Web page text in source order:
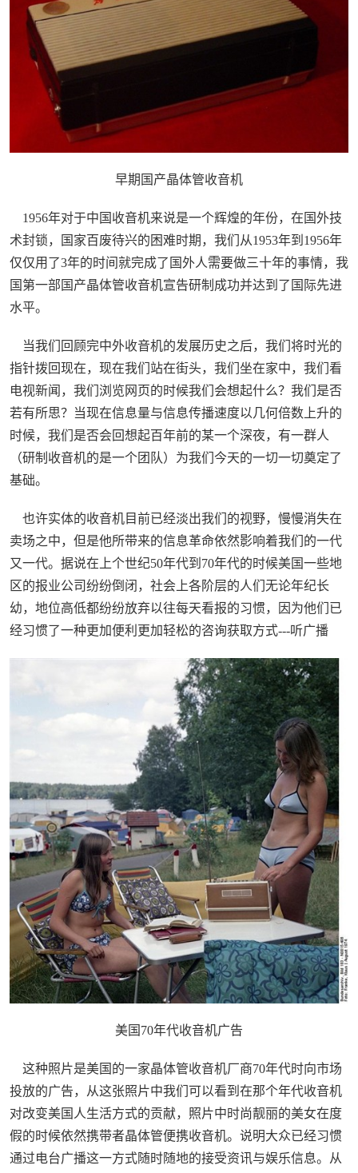
早期国产晶体管收音机
1956年对于中国收音机来说是一个辉煌的年份，在国外技
术封锁，国家百废待兴的困难时期，我们从1953年到1956年
仅仅用了3年的时间就完成了国外人需要做三十年的事情，我
国第一部国产晶体管收音机宣告研制成功并达到了国际先进
水平。
当我们回顾完中外收音机的发展历史之后，我们将时光的
指针拨回现在，现在我们站在街头，我们坐在家中，我们看
电视新闻，我们浏览网页的时候我们会想起什么？我们是否
若有所思？当现在信息量与信息传播速度以几何倍数上升的
时候，我们是否会回想起百年前的某一个深夜，有一群人
（研制收音机的是一个团队）为我们今天的一切一切奠定了
基础。
也许实体的收音机目前已经淡出我们的视野，慢慢消失在
卖场之中，但是他所带来的信息革命依然影响着我们的一代
又一代。据说在上个世纪50年代到70年代的时候美国一些地
区的报业公司纷纷倒闭，社会上各阶层的人们无论年纪长
幼，地位高低都纷纷放弃以往每天看报的习惯，因为他们已
经习惯了一种更加便利更加轻松的咨询获取方式---听广播
美国70年代收音机广告
这种照片是美国的一家晶体管收音机厂商70年代时向市场
投放的广告，从这张照片中我们可以看到在那个年代收音机
对改变美国人生活方式的贡献，照片中时尚靓丽的美女在度
假的时候依然携带者晶体管便携收音机。说明大众已经习惯
通过电台广播这一方式随时随地的接受资讯与娱乐信息。从